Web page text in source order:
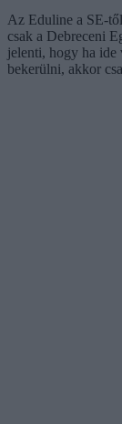
Az Eduline a SE-
csak a Debreceni
jelenti, hogy ha ide
bekerülni, akkor